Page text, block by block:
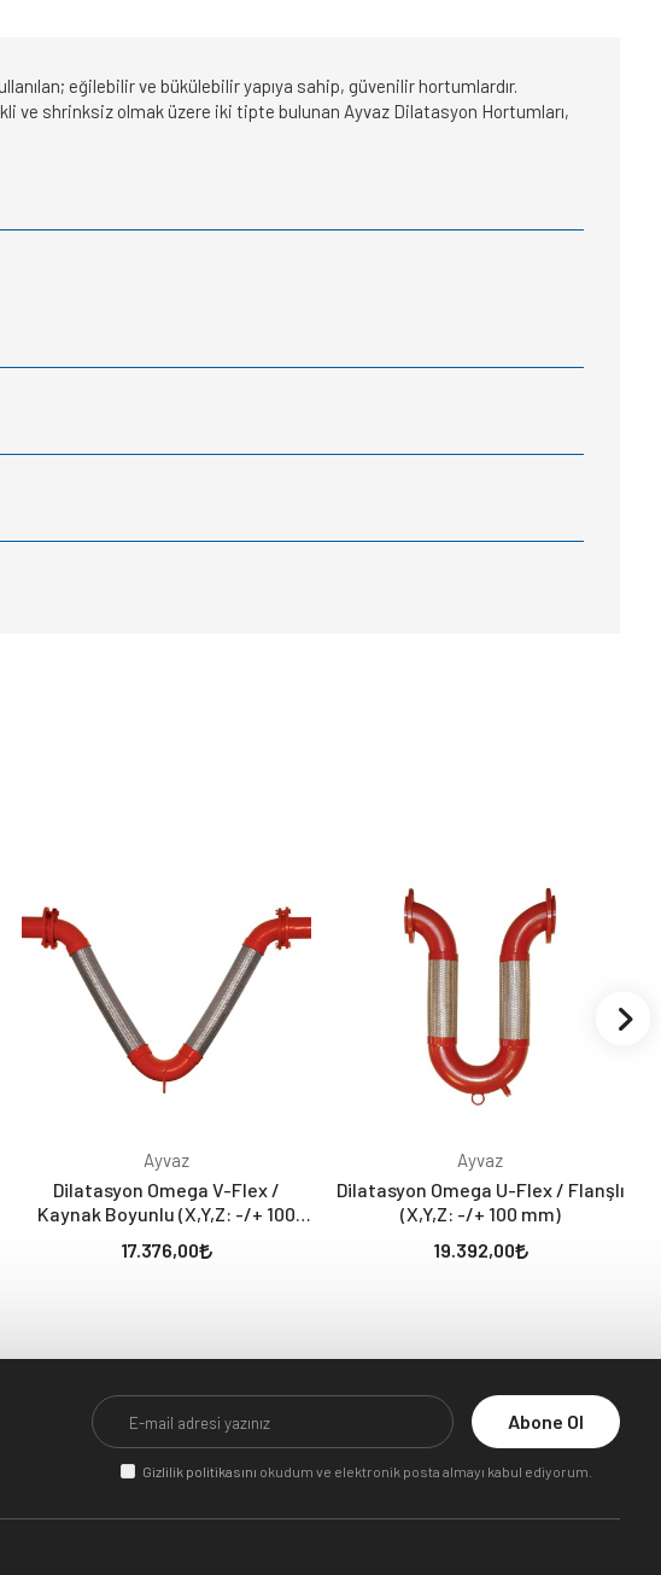
eğilebilir ve bükülebilir yapıya sahip, güvenilir hortumlardır.
ve shrinksiz olmak üzere iki tipte bulunan Ayvaz Dilatasyon Hortumları,
Ayvaz
Dilatasyon Omega V-Flex /
Kaynak Boyunlu (X,Y,Z: -/+ 100
17.376,00
Ayvaz
Dilatasyon Omega U-Flex / Flanşlı
(X,Y,Z: -/+ 100 mm)
19.392,00
Abone Ol
Gizlilik politikasını okudum ve elektronik posta almayı kabul ediyorum.